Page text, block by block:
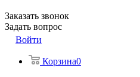
Заказать звонок
Задать вопрос
Войти
Корзина0